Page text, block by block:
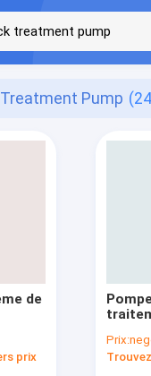
Pump
de
06prix
20/
Prix: